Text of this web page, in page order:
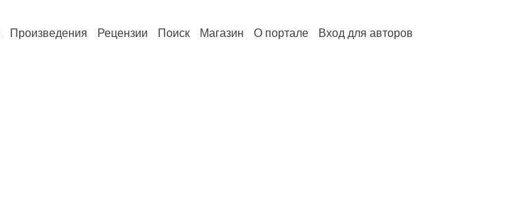
Произведения Рецензии Поиск Магазин О портале Вход для авторов